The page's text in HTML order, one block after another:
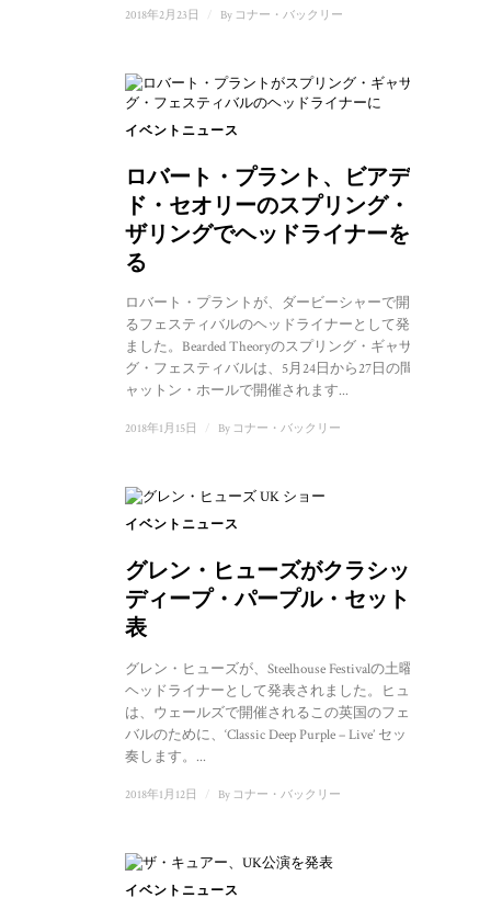
2018年2月23日 By コナー・バックリー
イベントニュース
ロバート・プラント、ビアデッ
ド・セオリーのスプリング・ギャ
ザリングでヘッドライナーを務め
る
ロバート・プラントが、ダービーシャーで開催され
るフェスティバルのヘッドライナーとして発表され
ました。Bearded Theoryのスプリング・ギャザリン
グ・フェスティバルは、5月24日から27日の間、キ
ャットン・ホールで開催されます...
2018年1月15日 By コナー・バックリー
イベントニュース
グレン・ヒューズがクラシック・
ディープ・パープル・セットを発
表
グレン・ヒューズが、Steelhouse Festivalの土曜夜の
ヘッドライナーとして発表されました。ヒューズ
は、ウェールズで開催されるこの英国のフェスティ
バルのために、‘Classic Deep Purple – Live’ セットを演
奏します。...
2018年1月12日 By コナー・バックリー
イベントニュース